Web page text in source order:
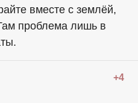
вместе с землёй,
проблема лишь в
+4